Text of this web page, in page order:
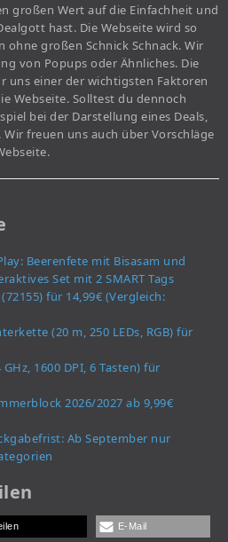
großen Wert auf die Einfachheit und
hast. Die Webseite wird so
großen Schnick Schnack. Wir
von Popups oder Ähnliches. Die
uns einer der wichtigsten Faktoren
Webseite. Solltest du dennoch
bei der Darstellung eines Deals,
freuen uns auch über Vorschläge
Beerenfete mit Bisasam und
Set mit 2 SMART Tags
für 14,99€ (Vergleich:
(20 m, 250 LEDs, RGB) für
1600 DPI, 6 Tasten) für
2026/2027 ab 9,99€
Ab September nur
E-Mail